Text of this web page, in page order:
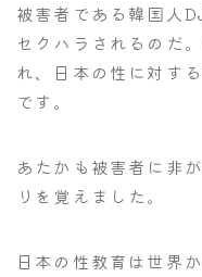
被害者である韓国人
セクハラされるのだ
れ、日本の性に対す
です。
あたかも被害者に非
りを覚えました。
日本の性教育は世界